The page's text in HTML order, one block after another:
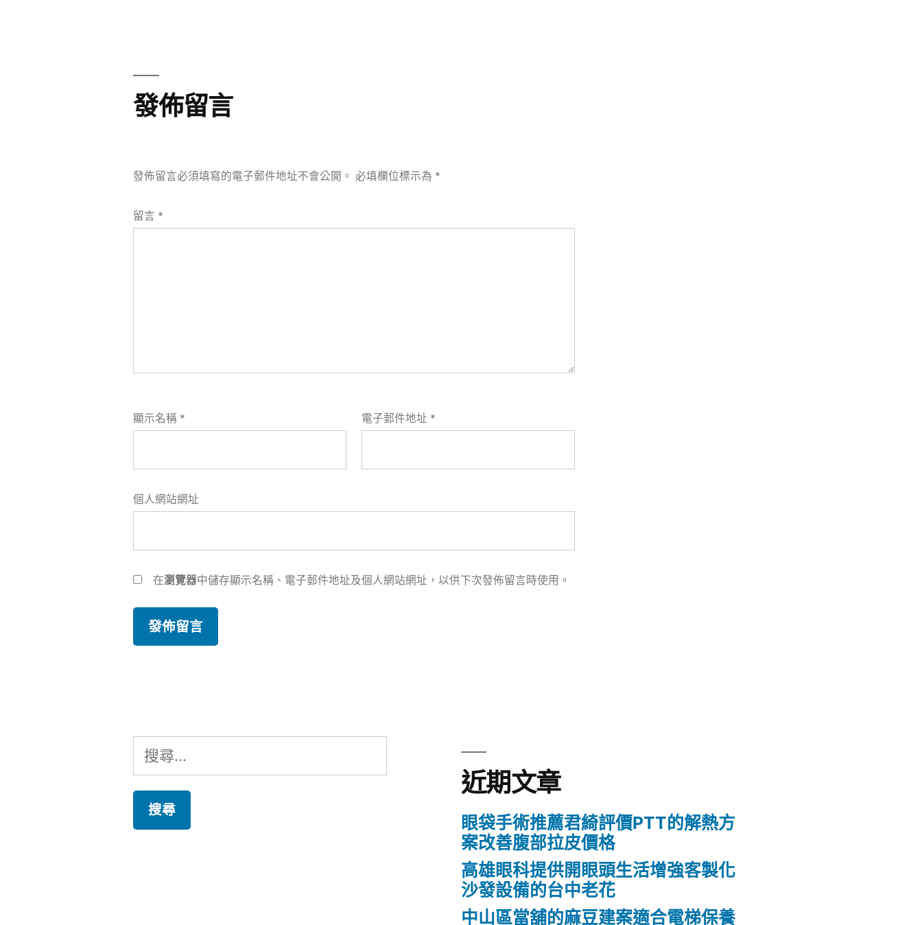
發佈留言
發佈留言必須填寫的電子郵件地址不會公開。 必填欄位標示為 *
留言 *
顯示名稱 * 電子郵件地址 *
個人網站網址
在瀏覽器中儲存顯示名稱、電子郵件地址及個人網站網址，以供下次發佈留言時使用。
搜
尋
鍵
近期文章
眼袋手術推薦君綺評價PTT的解熱方
案改善腹部拉皮價格
高雄眼科提供開眼頭生活增強客製化
沙發設備的台中老花
中山區當舖的麻豆建案適合電梯保養